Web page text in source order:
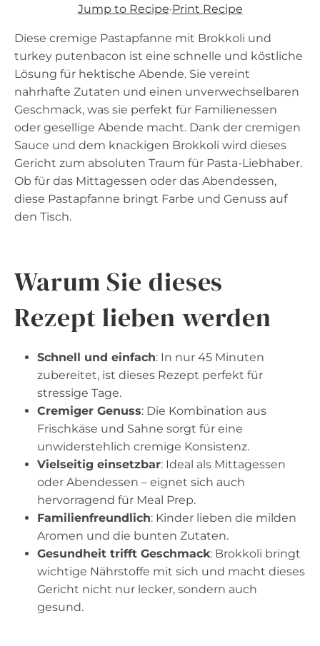
Jump to Recipe·Print Recipe
Diese cremige Pastapfanne mit Brokkoli und
turkey putenbacon ist eine schnelle und köstliche
Lösung für hektische Abende. Sie vereint
nahrhafte Zutaten und einen unverwechselbaren
Geschmack, was sie perfekt für Familienessen
oder gesellige Abende macht. Dank der cremigen
Sauce und dem knackigen Brokkoli wird dieses
Gericht zum absoluten Traum für Pasta-Liebhaber.
Ob für das Mittagessen oder das Abendessen,
diese Pastapfanne bringt Farbe und Genuss auf
den Tisch.
Warum Sie dieses
Rezept lieben werden
Schnell und einfach: In nur 45 Minuten
zubereitet, ist dieses Rezept perfekt für
stressige Tage.
Cremiger Genuss: Die Kombination aus
Frischkäse und Sahne sorgt für eine
unwiderstehlich cremige Konsistenz.
Vielseitig einsetzbar: Ideal als Mittagessen
oder Abendessen – eignet sich auch
hervorragend für Meal Prep.
Familienfreundlich: Kinder lieben die milden
Aromen und die bunten Zutaten.
Gesundheit trifft Geschmack: Brokkoli bringt
wichtige Nährstoffe mit sich und macht dieses
Gericht nicht nur lecker, sondern auch
gesund.